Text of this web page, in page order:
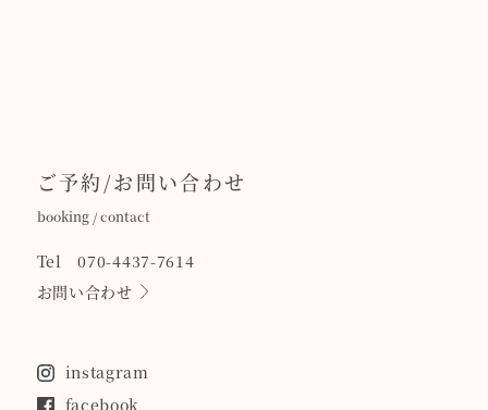
ご予約/お問い合わせ
booking / contact
Tel 070-4437-7614
お問い合わせ
instagram
facebook